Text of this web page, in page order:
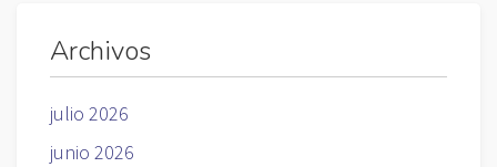
Archivos
julio 2026
junio 2026